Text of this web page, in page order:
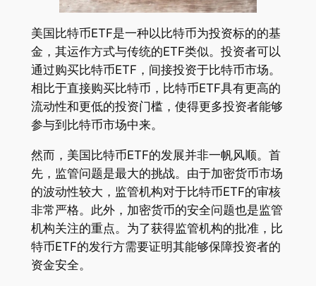
美国比特币ETF是一种以比特币为投资标的的基
金，其运作方式与传统的ETF类似。投资者可以
通过购买比特币ETF，间接投资于比特币市场。
相比于直接购买比特币，比特币ETF具有更高的
流动性和更低的投资门槛，使得更多投资者能够
参与到比特币市场中来。
然而，美国比特币ETF的发展并非一帆风顺。首
先，监管问题是最大的挑战。由于加密货币市场
的波动性较大，监管机构对于比特币ETF的审核
非常严格。此外，加密货币的安全问题也是监管
机构关注的重点。为了获得监管机构的批准，比
特币ETF的发行方需要证明其能够保障投资者的
资金安全。